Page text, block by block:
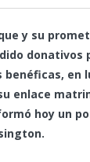
y su
donativos
benéficas, en
enlace
hoy un